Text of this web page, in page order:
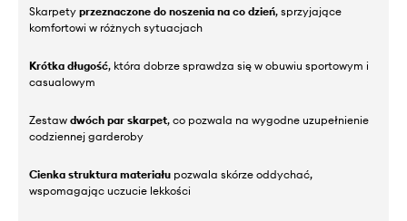
Skarpety przeznaczone do noszenia na co dzień, sprzyjające
komfortowi w różnych sytuacjach
Krótka długość, która dobrze sprawdza się w obuwiu sportowym i
casualowym
Zestaw dwóch par skarpet, co pozwala na wygodne uzupełnienie
codziennej garderoby
Cienka struktura materiału pozwala skórze oddychać,
wspomagając uczucie lekkości